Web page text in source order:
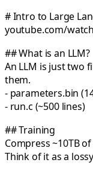
#Intro to Large
youtube.com/
##What is an LLM?
An LLM is justtwo
them.
- parameters.bin
- run.c (~500 lines)
##Training
Compress~10TB
Think of it as a